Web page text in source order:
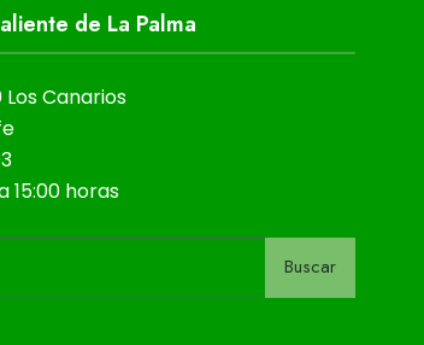
de La Palma
Canarios
15:00 horas
Buscar